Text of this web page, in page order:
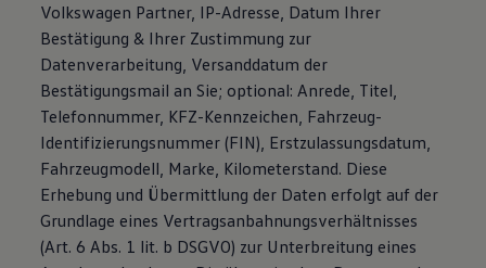
Volkswagen Partner, IP-Adresse, Datum Ihrer
Bestätigung & Ihrer Zustimmung zur
Datenverarbeitung, Versanddatum der
Bestätigungsmail an Sie; optional: Anrede, Titel,
Telefonnummer, KFZ-Kennzeichen, Fahrzeug-
Identifizierungsnummer (FIN), Erstzulassungsdatum,
Fahrzeugmodell, Marke, Kilometerstand. Diese
Erhebung und Übermittlung der Daten erfolgt auf der
Grundlage eines Vertragsanbahnungsverhältnisses
(Art. 6 Abs. 1 lit. b DSGVO) zur Unterbreitung eines